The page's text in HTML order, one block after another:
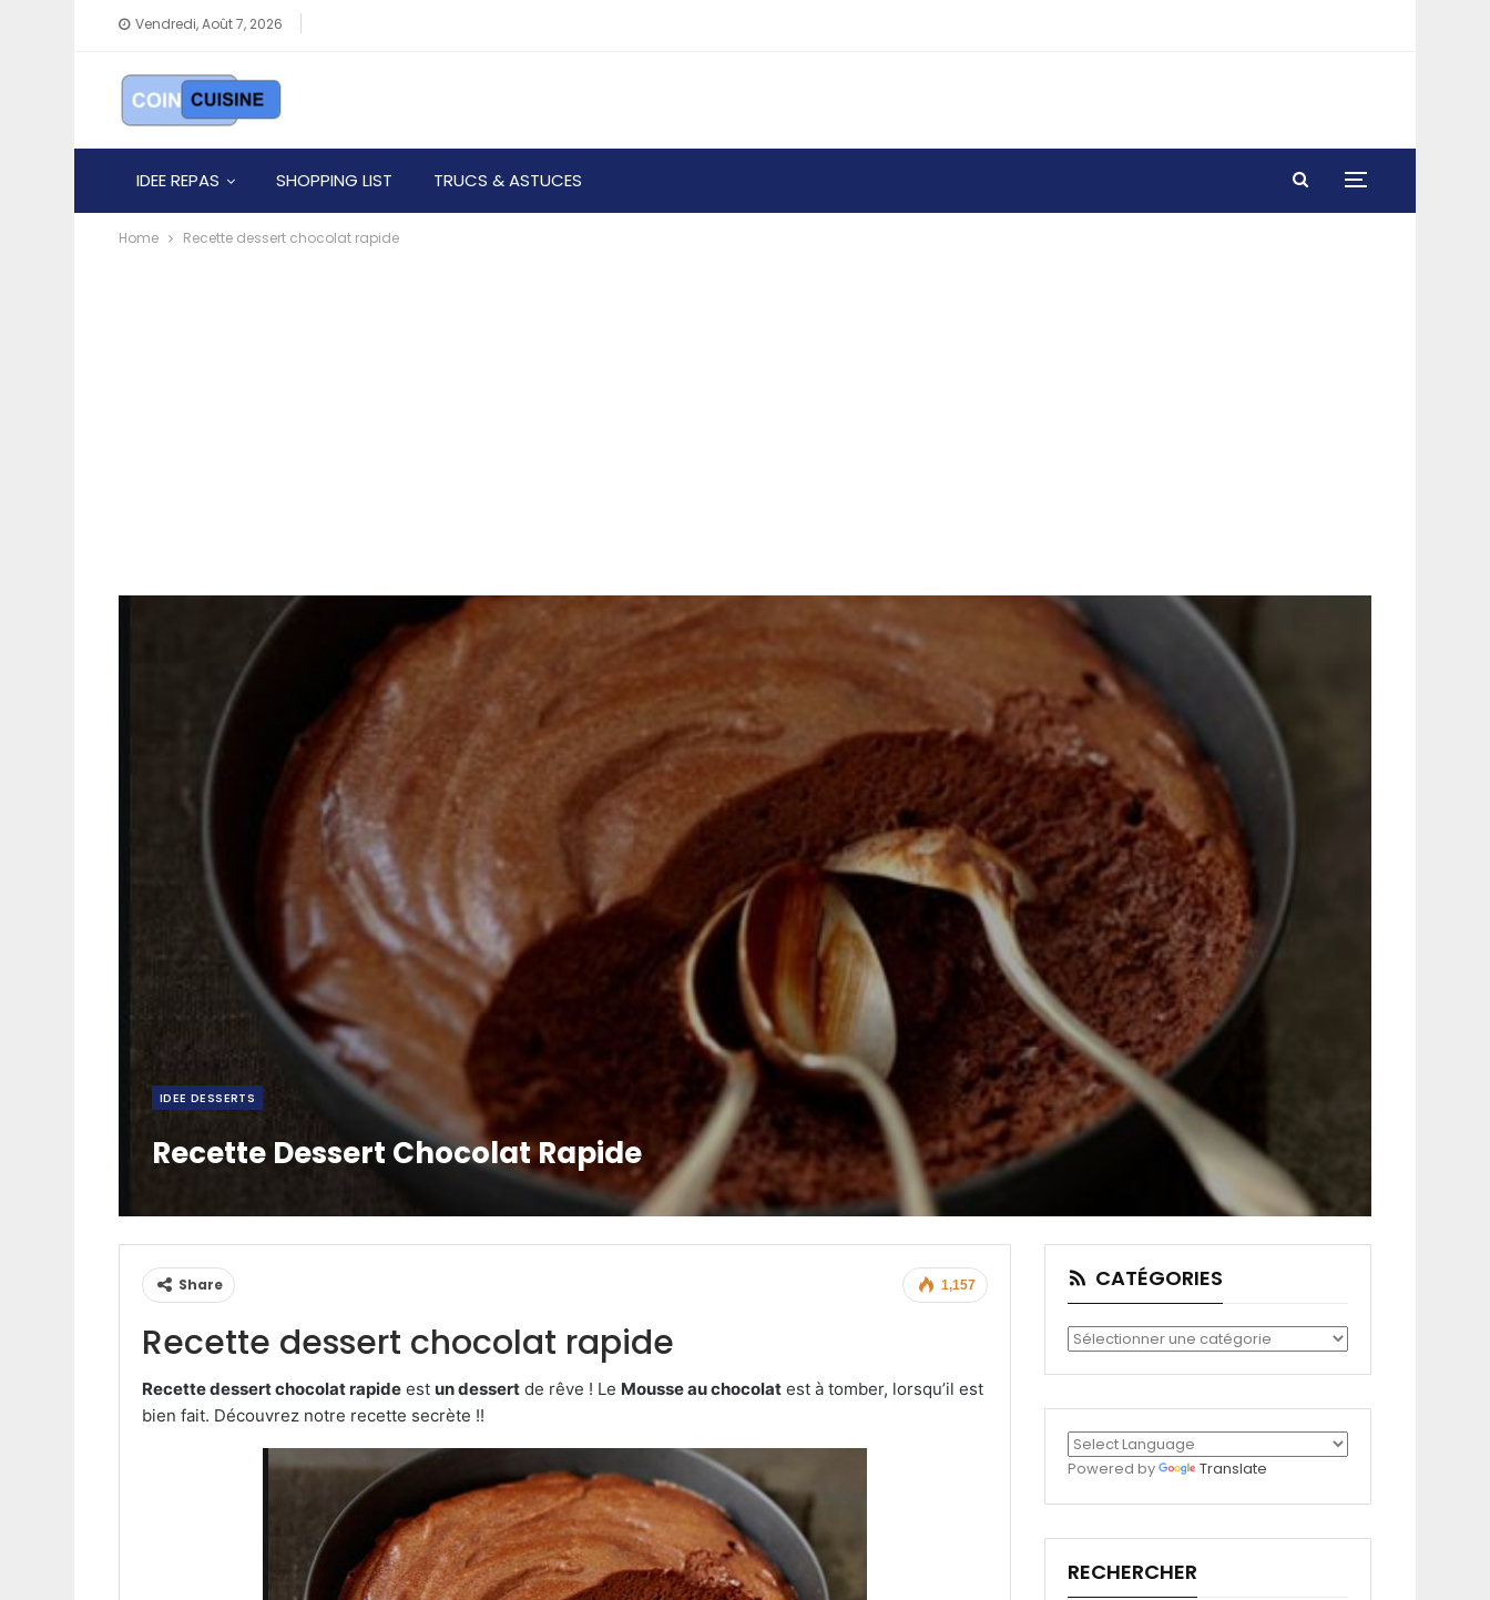
Vendredi, Août 7, 2026
IDEE REPAS SHOPPING LIST TRUCS & ASTUCES
Home Recette dessert chocolat rapide
IDEE DESSERTS
Recette Dessert Chocolat Rapide
1,157
Share
Recette dessert chocolat rapide
Recette dessert chocolat rapide est un dessert de rêve ! Le Mousse au chocolat est à tomber, lorsqu’il est
bien fait. Découvrez notre recette secrète !!
CATÉGORIES
Catégories
Powered by Translate
RECHERCHER